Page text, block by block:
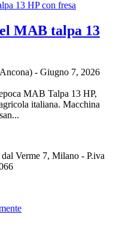
MAB talpa 13
- Giugno 7, 2026
MAB Talpa 13 HP,
italiana. Macchina
Verme 7, Milano - P.iva